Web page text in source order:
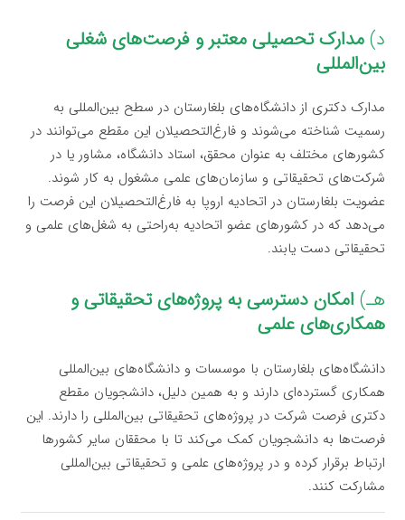
د)مدارک تحصیلی معتبر و فرصت‌های شغلی
بین‌المللی
مدارک دکتری از دانشگاه‌های بلغارستان در سطح بین‌المللی به
رسمیت شناخته می‌شوند و فارغ‌التحصیلان این مقطع می‌توانند در
کشورهای مختلف به عنوان محقق، استاد دانشگاه، مشاور یا در
شرکت‌های تحقیقاتی و سازمان‌های علمی مشغول به کار شوند.
عضویت بلغارستان در اتحادیه اروپا به فارغ‌التحصیلان این فرصت را
می‌دهد که در کشورهای عضو اتحادیه به‌راحتی به شغل‌های علمی و
تحقیقاتی دست یابند.
هـ) امکان دسترسی به پروژه‌های تحقیقاتی و
همکاری‌های علمی
دانشگاه‌های بلغارستان با موسسات و دانشگاه‌های بین‌المللی
همکاری گسترده‌ای دارند و به همین دلیل، دانشجویان مقطع
دکتری فرصت شرکت در پروژه‌های تحقیقاتی بین‌المللی را دارند. این
فرصت‌ها به دانشجویان کمک می‌کند تا با محققان سایر کشورها
ارتباط برقرار کرده و در پروژه‌های علمی و تحقیقاتی بین‌المللی
مشارکت کنند.